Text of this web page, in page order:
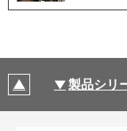
製品シリ